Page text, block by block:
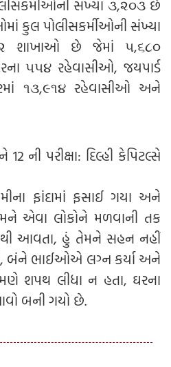
સંખ્યા ૩,૨૦૩ છે
કુલ પોલીસકર્મીઓની સંખ્યા
શાખાઓ છે જેમાં ૫,૬૮૦
૫૫૪ રહેવાસીઓ, જયપાર્ડ
૧૩,૯૧૪ રહેવાસીઓ અને
ની પરીક્ષા: દિલ્હી કેપિટલ્સે
ફાંદામાં ફસાઈ ગયા અને
એવા લોકોને મળવાની તક
આવતા, હું તેમને સહન નહીં
બંને ભાઈઓએ લગ્ન કર્યા અને
શપથ લીધા ન હતા, ઘરના
બની ગયો છે.